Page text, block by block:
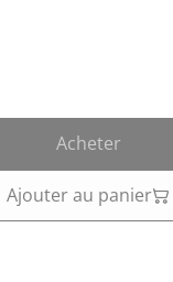
Acheter
Ajouter au panier